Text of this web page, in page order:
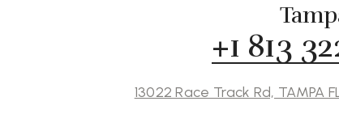
+1 813
13022 Race Track Rd, TAMPA